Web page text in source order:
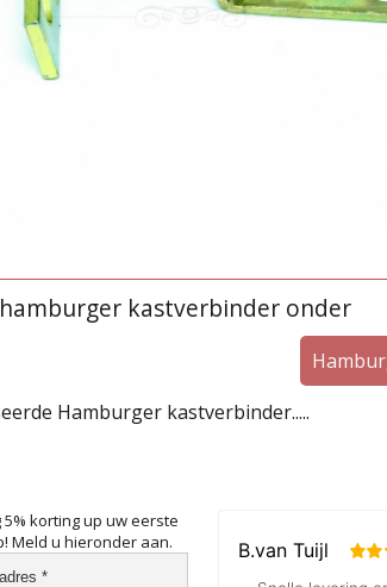
kastverbinder onder
Hamburger kastverbinder.....
korting up uw eerste
Meld u hieronder aan.